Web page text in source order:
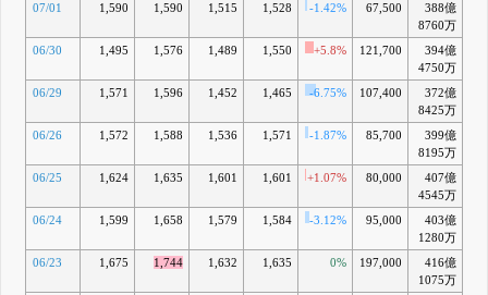
07/01 1,590 1,590 1,515 1,528 -1.42% 67,500
388億
8760万
06/30 1,495 1,576 1,489 1,550 +5.8% 121,700
394億
4750万
06/29 1,571 1,596 1,452 1,465 -6.75% 107,400
372億
8425万
06/26 1,572 1,588 1,536 1,571 -1.87% 85,700
399億
8195万
06/25 1,624 1,635 1,601 1,601 +1.07% 80,000
407億
4545万
06/24 1,599 1,658 1,579 1,584 -3.12% 95,000
403億
1280万
06/23 1,675 1,744 1,632 1,635 0% 197,000
416億
1075万